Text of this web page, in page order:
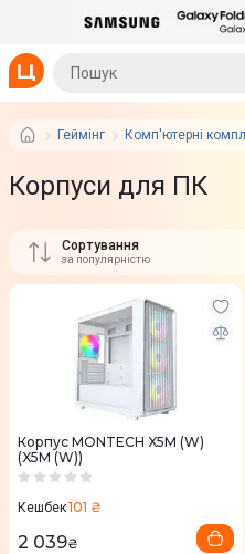
Геймінг Комп'ютерні
Корпуси для ПК
Сортування
за популярністю
Корпус MONTECH X5M (W)
(X5M (W))
Кешбек101 ₴
2 039₴